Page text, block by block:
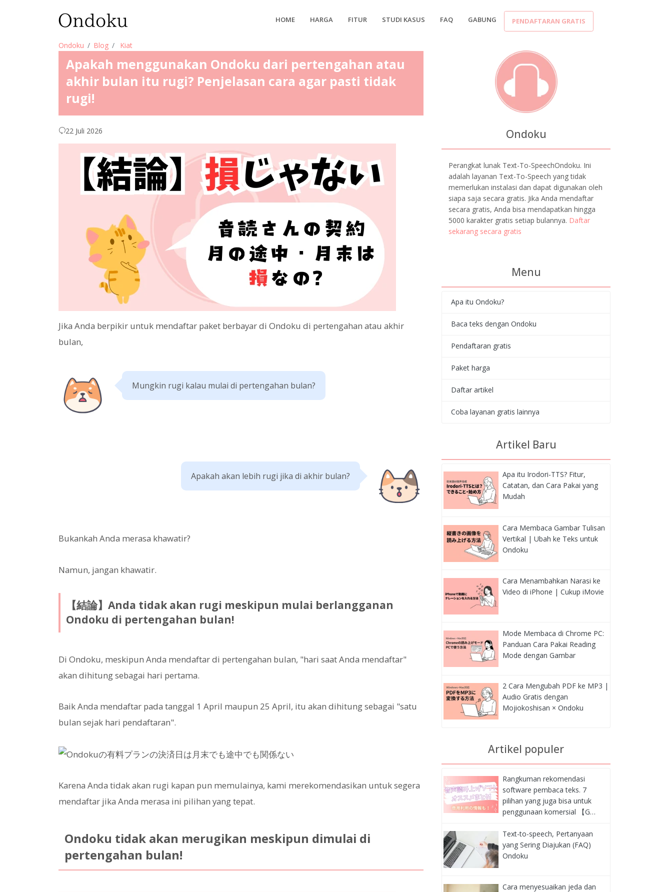
HOME HARGA FITUR STUDI KASUS FAQ GABUNG PENDAFTARAN GRATIS
Ondoku Blog Kiat
Apakah menggunakan Ondoku dari pertengahan atau
akhir bulan itu rugi? Penjelasan cara agar pasti tidak
rugi!
22 Juli 2026
Jika Anda berpikir untuk mendaftar paket berbayar di Ondoku di pertengahan atau akhir
bulan,
Mungkin rugi kalau mulai di pertengahan bulan?
Apakah akan lebih rugi jika di akhir bulan?
Bukankah Anda merasa khawatir?
Namun, jangan khawatir.
【結論】Anda tidak akan rugi meskipun mulai berlangganan
Ondoku di pertengahan bulan!
Di Ondoku, meskipun Anda mendaftar di pertengahan bulan, "hari saat Anda mendaftar"
akan dihitung sebagai hari pertama.
Baik Anda mendaftar pada tanggal 1 April maupun 25 April, itu akan dihitung sebagai "satu
bulan sejak hari pendaftaran".
Karena Anda tidak akan rugi kapan pun memulainya, kami merekomendasikan untuk segera
mendaftar jika Anda merasa ini pilihan yang tepat.
Ondoku tidak akan merugikan meskipun dimulai di
pertengahan bulan!
Ondoku
Perangkat lunak Text-To-SpeechOndoku. Ini
adalah layanan Text-To-Speech yang tidak
memerlukan instalasi dan dapat digunakan oleh
siapa saja secara gratis. Jika Anda mendaftar
secara gratis, Anda bisa mendapatkan hingga
5000 karakter gratis setiap bulannya. Daftar
sekarang secara gratis
Menu
Apa itu Ondoku?
Baca teks dengan Ondoku
Pendaftaran gratis
Paket harga
Daftar artikel
Coba layanan gratis lainnya
Artikel Baru
Apa itu Irodori-TTS? Fitur,
Catatan, dan Cara Pakai yang
Mudah
Cara Membaca Gambar Tulisan
Vertikal | Ubah ke Teks untuk
Ondoku
Cara Menambahkan Narasi ke
Video di iPhone | Cukup iMovie
Mode Membaca di Chrome PC:
Panduan Cara Pakai Reading
Mode dengan Gambar
2 Cara Mengubah PDF ke MP3 |
Audio Gratis dengan
Mojiokoshisan × Ondoku
Artikel populer
Rangkuman rekomendasi
software pembaca teks. 7
pilihan yang juga bisa untuk
penggunaan komersial 【G…
Text-to-speech, Pertanyaan
yang Sering Diajukan (FAQ)
Ondoku
Cara menyesuaikan jeda dan